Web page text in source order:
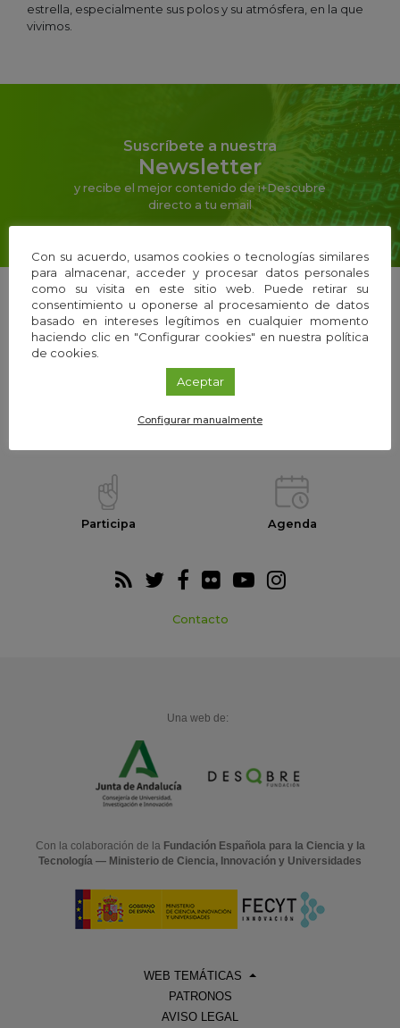
estrella, especialmente sus polos y su atmósfera, en la que
vivimos.
Suscríbete a nuestra
Newsletter
y recibe el mejor contenido de i+Descubre
directo a tu email
La Fundación Equipo
Participa Agenda
Contacto
Una web de:
Con la colaboración de la Fundación Española para la Ciencia y la
Tecnología — Ministerio de Ciencia, Innovación y Universidades
WEB TEMÁTICAS
PATRONOS
AVISO LEGAL
Con su acuerdo, usamos cookies o tecnologías similares
para almacenar, acceder y procesar datos personales
como su visita en este sitio web. Puede retirar su
consentimiento u oponerse al procesamiento de datos
basado en intereses legítimos en cualquier momento
haciendo clic en "Configurar cookies" en nuestra política
de cookies.
Aceptar
Configurar manualmente